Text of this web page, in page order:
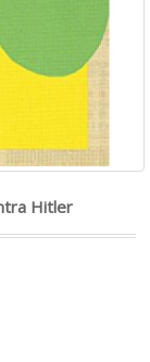
Hitler